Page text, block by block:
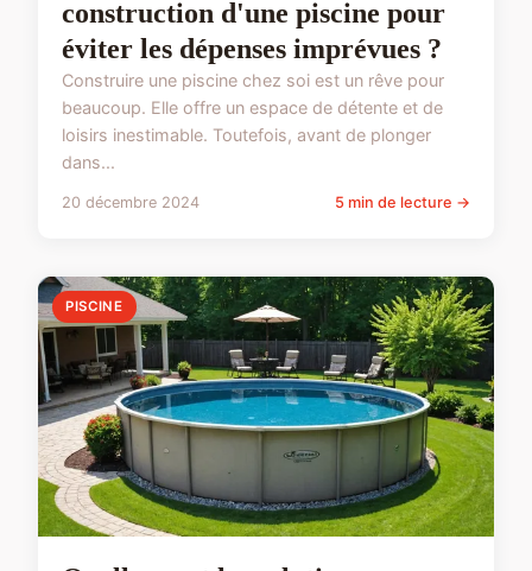
construction d'une piscine pour
éviter les dépenses imprévues ?
Construire une piscine chez soi est un rêve pour
beaucoup. Elle offre un espace de détente et de
loisirs inestimable. Toutefois, avant de plonger
dans...
20 décembre 2024 5 min de lecture →
PISCINE